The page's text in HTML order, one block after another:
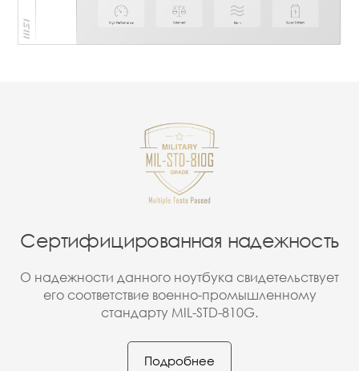
Сертифицированная надежность
О надежности данного ноутбука свидетельствует
его соответствие военно-промышленному
стандарту MIL-STD-810G.
Подробнее